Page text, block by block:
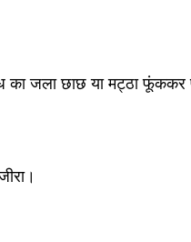
का जला छाछ या मट्ठा फूंककर